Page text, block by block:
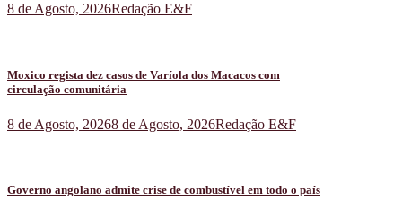
8 de Agosto, 2026Redação E&F
Moxico regista dez casos de Varíola dos Macacos com
circulação comunitária
8 de Agosto, 20268 de Agosto, 2026Redação E&F
Governo angolano admite crise de combustível em todo o país